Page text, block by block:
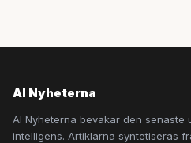
AI Nyheterna
AI Nyheterna bevakar den senaste
intelligens. Artiklarna syntetiseras